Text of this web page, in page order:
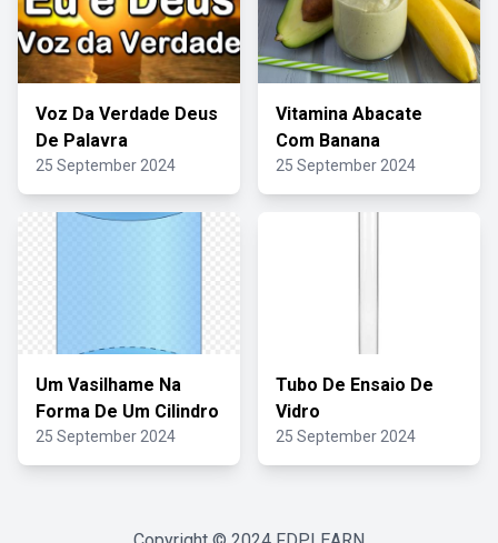
Voz Da Verdade Deus
De Palavra
25 September 2024
Vitamina Abacate
Com Banana
25 September 2024
Um Vasilhame Na
Forma De Um Cilindro
25 September 2024
Tubo De Ensaio De
Vidro
25 September 2024